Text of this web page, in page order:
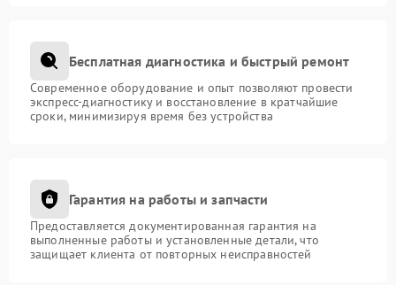
Бесплатная диагностика и быстрый ремонт
Современное оборудование и опыт позволяют провести
экспресс-диагностику и восстановление в кратчайшие
сроки, минимизируя время без устройства
Гарантия на работы и запчасти
Предоставляется документированная гарантия на
выполненные работы и установленные детали, что
защищает клиента от повторных неисправностей